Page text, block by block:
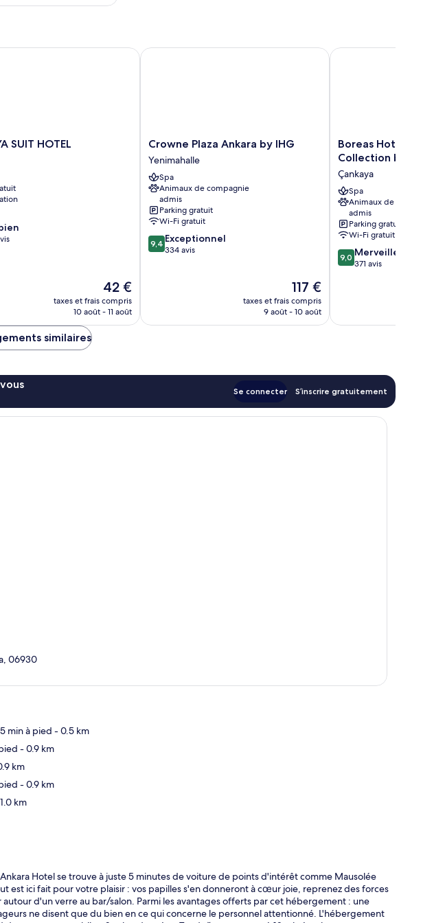
SUIT HOTEL
Le
nouveau
prix
42 €
taxes et frais compris
10 août - 11 août
HOTEL
Crowne
Plaza
Ankara
by
IHG
Yenimahalle
Crowne Plaza Ankara by IHG
Yenimahalle
Spa
Animaux de compagnie
admis
Parking gratuit
Wi-Fi gratuit
9.4
sur
9,4 Exceptionnel
334 avis
Le
nouveau
prix
117 €
taxes et frais compris
9 août - 10 août
Crowne Plaza Ankara by IHG
Boreas
Hotel
SPA,
Trademark
Collection
Wyndham
Çankaya
Boreas Hotel &
Collection by
Çankaya
Spa
Animaux de compagnie
admis
Parking gratuit
Wi-Fi gratuit
9.0
sur
9,0 Merveilleux
371 avis
Boreas Hotel & SPA,
similaires
Se connecter S’inscrire gratuitement
06930
min à pied - 0.5 km
- 0.9 km
km
- 0.9 km
km
Hotel se trouve à juste 5 minutes de voiture de points d'intérêt comme Mausolée
est ici fait pour votre plaisir : vos papilles s'en donneront à cœur joie, reprenez des forces
d'un verre au bar/salon. Parmi les avantages offerts par cet hébergement : une
ne disent que du bien en ce qui concerne le personnel attentionné. L'hébergement